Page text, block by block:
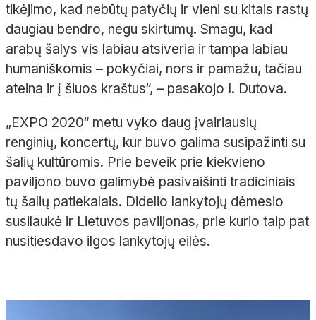
tikėjimo, kad nebūtų patyčių ir vieni su kitais rastų
daugiau bendro, negu skirtumų. Smagu, kad
arabų šalys vis labiau atsiveria ir tampa labiau
humaniškomis – pokyčiai, nors ir pamažu, tačiau
ateina ir į šiuos kraštus“, – pasakojo I. Dutova.
„EXPO 2020“ metu vyko daug įvairiausių
renginių, koncertų, kur buvo galima susipažinti su
šalių kultūromis. Prie beveik prie kiekvieno
paviljono buvo galimybė pasivaišinti tradiciniais
tų šalių patiekalais. Didelio lankytojų dėmesio
susilaukė ir Lietuvos paviljonas, prie kurio taip pat
nusitiesdavo ilgos lankytojų eilės.